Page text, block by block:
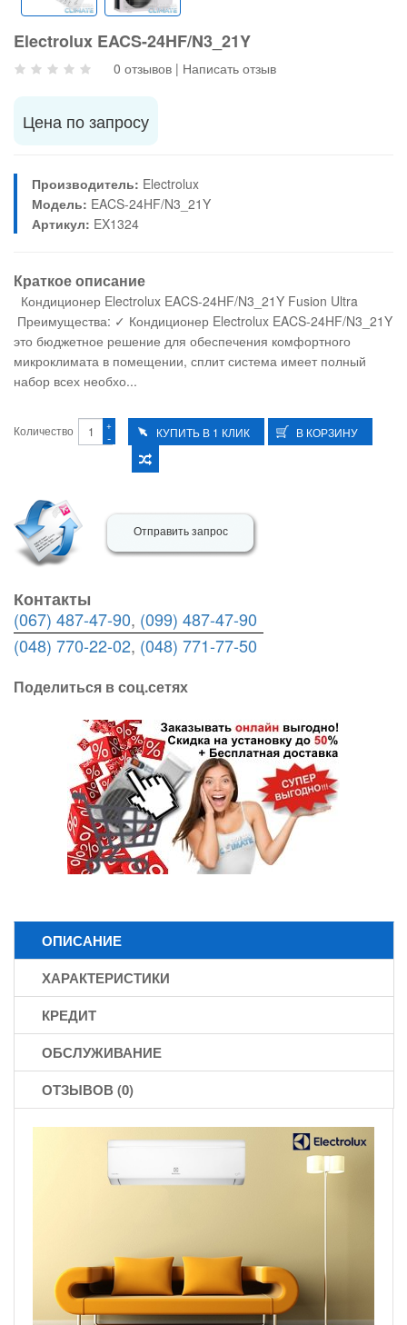
Electrolux EACS-24HF/N3_21Y
0 отзывов | Написать отзыв
Цена по запросу
Производитель: Electrolux
Модель: EACS-24HF/N3_21Y
Артикул: EX1324
Краткое описание
Кондиционер Electrolux EACS-24HF/N3_21Y Fusion Ultra
Преимущества: ✓ Кондиционер Electrolux EACS-24HF/N3_21Y
это бюджетное решение для обеспечения комфортного
микроклимата в помещении, сплит система имеет полный
набор всех необхо...
Количество -
+
Отправить запрос
Контакты
(067) 487-47-90, (099) 487-47-90
(048) 770-22-02, (048) 771-77-50
Поделиться в соц.сетях
ОПИСАНИЕ
ХАРАКТЕРИСТИКИ
КРЕДИТ
ОБСЛУЖИВАНИЕ
ОТЗЫВОВ (0)